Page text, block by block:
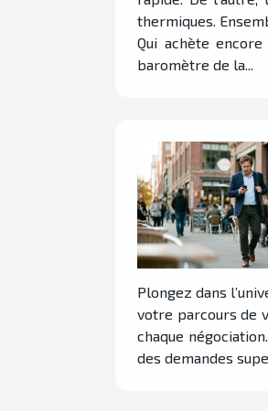
thermiques.
Qui achète
baromètre de la...
Plongez dans
votre parcours de
chaque
des demandes